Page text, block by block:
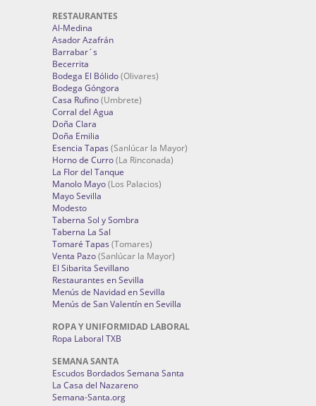
RESTAURANTES
Al-Medina
Asador Azafrán
Barrabar´s
Becerrita
Bodega El Bólido(Olivares)
Bodega Góngora
Casa Rufino(Umbrete)
Corral del Agua
Doña Clara
Doña Emilia
Esencia Tapas (Sanlúcar la Mayor)
Horno de Curro(La Rinconada)
La Flor del Tanque
Manolo Mayo(Los Palacios)
Mayo Sevilla
Modesto
Taberna Sol y Sombra
Taberna La Sal
Tomaré Tapas (Tomares)
Venta Pazo(Sanlúcar la Mayor)
El Sibarita Sevillano
Restaurantes en Sevilla
Menús de Navidad en Sevilla
Menús de San Valentín en Sevilla
ROPA Y UNIFORMIDAD LABORAL
Ropa Laboral TXB
SEMANA SANTA
Escudos Bordados Semana Santa
La Casa del Nazareno
Semana-Santa.org